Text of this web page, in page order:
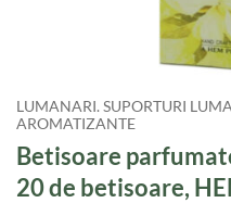
LUMANARI. SUPORTURI
AROMATIZANTE
Betisoare
20 de betisoare,